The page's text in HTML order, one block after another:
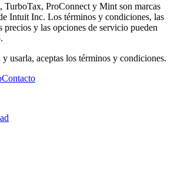
ProConnect y Mint son marcas
Intuit Inc. Los términos y condiciones, las
precios y las opciones de servicio pueden
usarla, aceptas los términos y condiciones.
Contacto